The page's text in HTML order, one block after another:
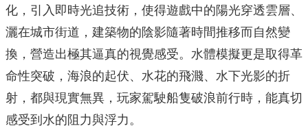
化，引入即時光追技術，使得遊戲中的陽光穿透雲層、
灑在城市街道，建築物的陰影隨著時間推移而自然變
換，營造出極其逼真的視覺感受。水體模擬更是取得革
命性突破，海浪的起伏、水花的飛濺、水下光影的折
射，都與現實無異，玩家駕駛船隻破浪前行時，能真切
感受到水的阻力與浮力。